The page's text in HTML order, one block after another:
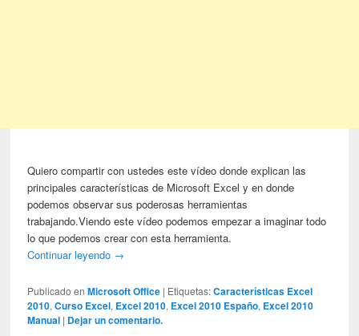
Quiero compartir con ustedes este vídeo donde explican las
principales características de Microsoft Excel y en donde
podemos observar sus poderosas herramientas
trabajando.Viendo este vídeo podemos empezar a imaginar todo
lo que podemos crear con esta herramienta.
Continuar leyendo →
Publicado en Microsoft Office | Etiquetas: Características Excel
2010,Curso Excel, Excel 2010, Excel 2010 Españo, Excel 2010
Manual | Dejar un comentario.